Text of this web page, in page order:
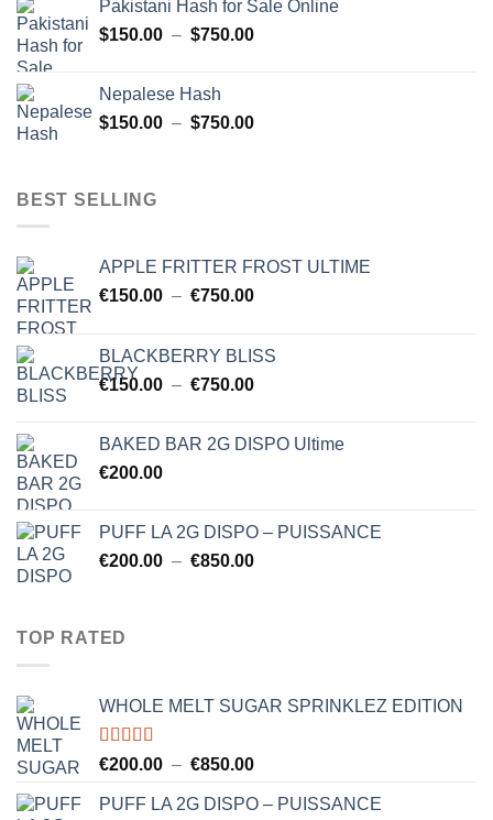
$150.00
à
Pakistani Hash for Sale Online
$150.00 – $750.00Plage
à
Nepalese Hash
$150.00 – $750.00Plage
BEST SELLING
APPLE FRITTER FROST ULTIME
€150.00 – €750.00Plage
€150.00
à
BLACKBERRY BLISS
€150.00 – €750.00Plage
€150.00
BAKED BAR 2G DISPO Ultime
€200.00
PUFF LA 2G DISPO – PUISSANCE
€200.00 – €850.00Plage
TOP RATED
WHOLE MELT SUGAR SPRINKLEZ EDITION
Note5.00
€200.00 – €850.00Plage
prix :
PUFF LA 2G DISPO – PUISSANCE